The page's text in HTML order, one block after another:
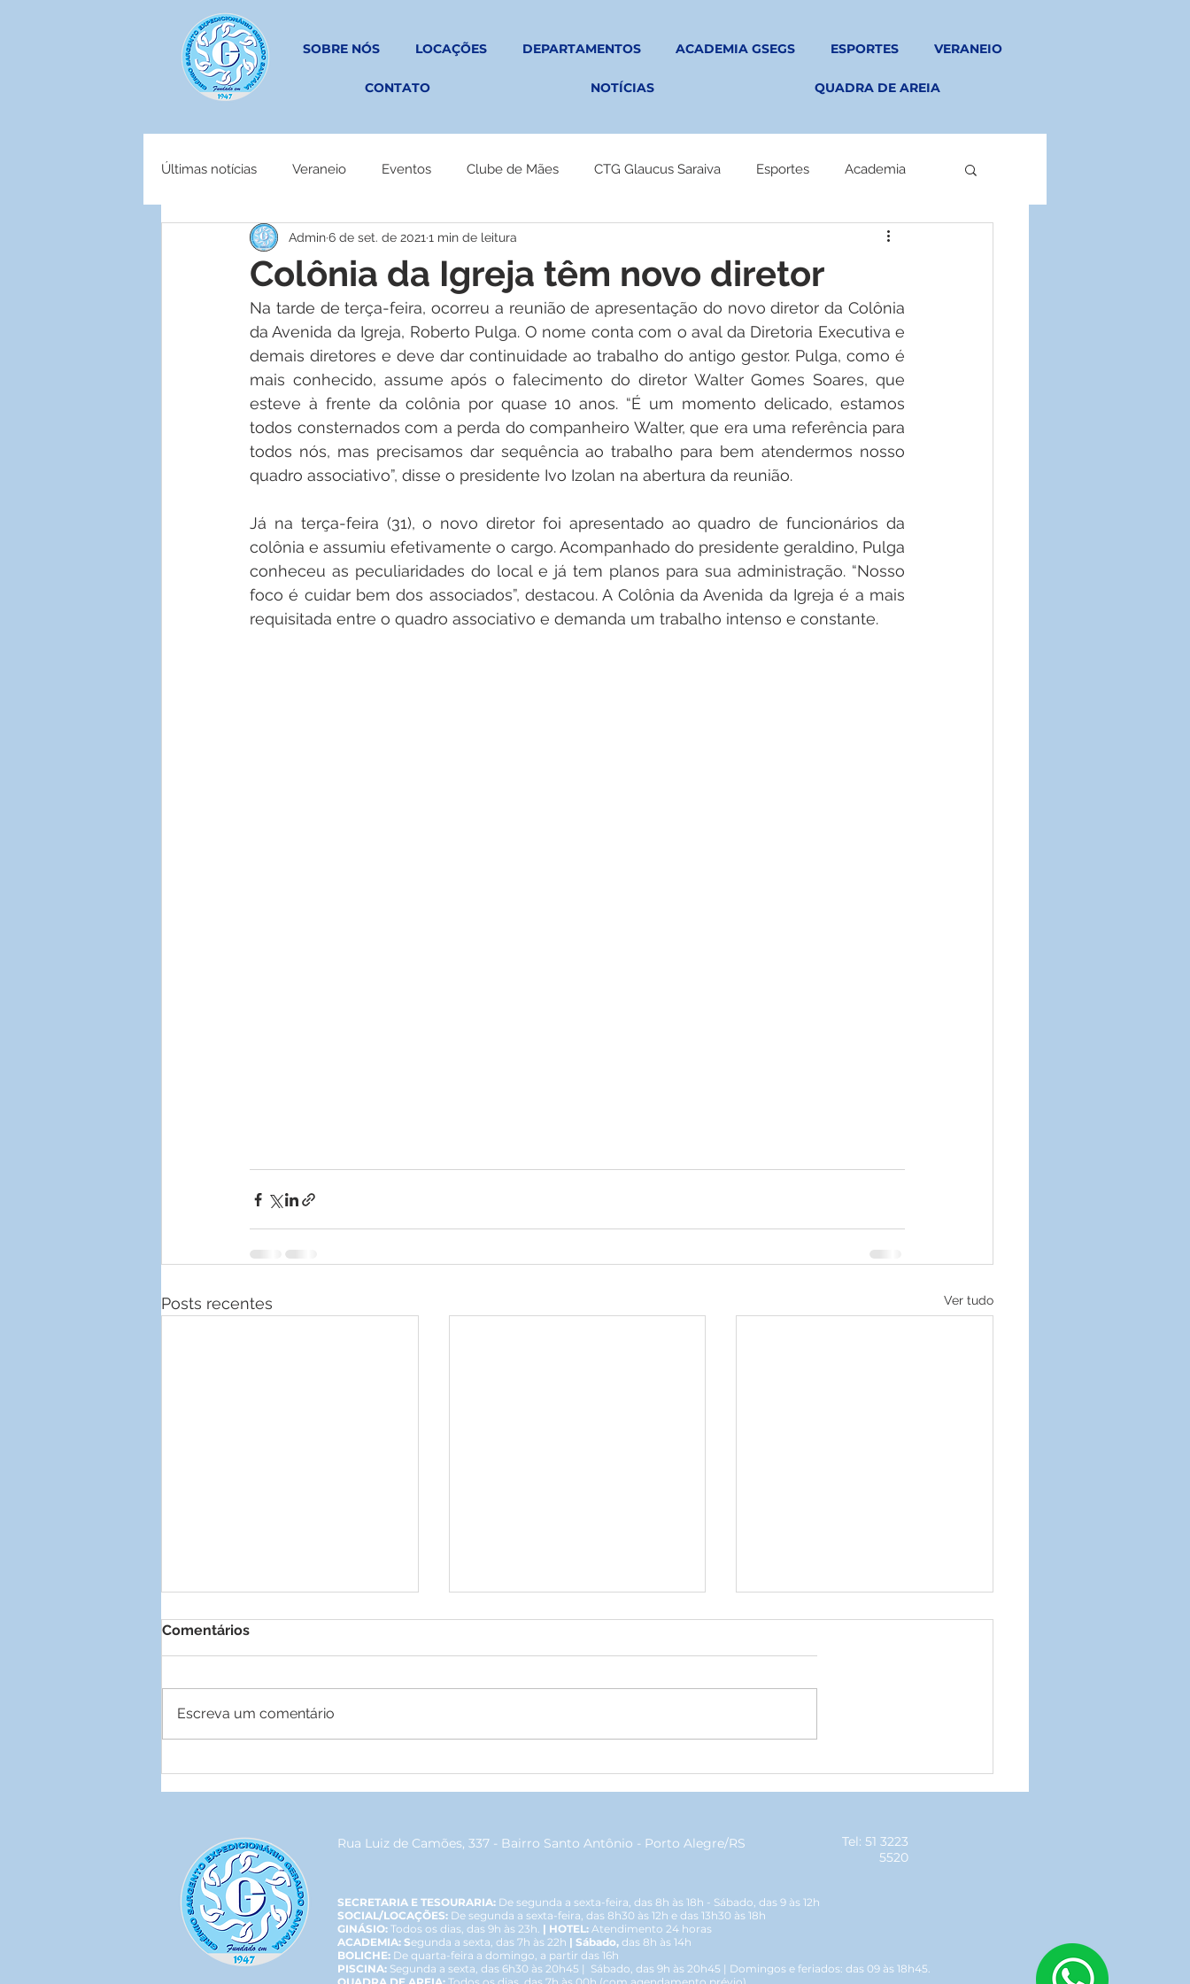
SOBRE NÓS LOCAÇÕES DEPARTAMENTOS ACADEMIA GSEGS ESPORTES VERANEIO
CONTATO NOTÍCIAS QUADRA DE AREIA
Últimas notícias Veraneio Eventos Clube de Mães CTG Glaucus Saraiva Esportes Academia
EM OBRAS
Colônia da Igreja têm novo diretor
Admin6 de set. de 2021 1 min de leitura
Na tarde de terça-feira, ocorreu a reunião de apresentação do novo diretor da Colônia
da Avenida da Igreja, Roberto Pulga. O nome conta com o aval da Diretoria Executiva e
demais diretores e deve dar continuidade ao trabalho do antigo gestor. Pulga, como é
mais conhecido, assume após o falecimento do diretor Walter Gomes Soares, que
esteve à frente da colônia por quase 10 anos. “É um momento delicado, estamos
todos consternados com a perda do companheiro Walter, que era uma referência para
todos nós, mas precisamos dar sequência ao trabalho para bem atendermos nosso
quadro associativo”, disse o presidente Ivo Izolan na abertura da reunião.
Já na terça-feira (31), o novo diretor foi apresentado ao quadro de funcionários da
colônia e assumiu efetivamente o cargo. Acompanhado do presidente geraldino, Pulga
conheceu as peculiaridades do local e já tem planos para sua administração. “Nosso
foco é cuidar bem dos associados”, destacou. A Colônia da Avenida da Igreja é a mais
requisitada entre o quadro associativo e demanda um trabalho intenso e constante.
Posts recentes Ver tudo
Comentários
Escreva um comentário
Rua Luiz de Camões, 337 - Bairro Santo Antônio - Porto Alegre/RS
Tel: 51 3223
5520
SECRETARIA E TESOURARIA: De segunda a sexta-feira, das 8h às 18h - Sábado, das 9 às 12h
SOCIAL/LOCAÇÕES: De segunda a sexta-feira, das 8h30 às 12h e das 13h30 às 18h
GINÁSIO: Todos os dias, das 9h às 23h. | HOTEL: Atendimento 24 horas
ACADEMIA: Segunda a sexta, das 7h às 22h | Sábado, das 8h às 14h
BOLICHE: De quarta-feira a domingo, a partir das 16h
PISCINA: Segunda a sexta, das 6h30 às 20h45 | Sábado, das 9h às 20h45 | Domingos e feriados: das 09 às 18h45.